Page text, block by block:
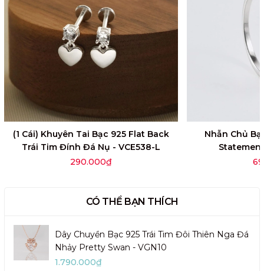
(1 Cái) Khuyên Tai Bạc 925 Flat Back
Trái Tim Đính Đá Nụ - VCE538-L
290.000₫
Nhẫn Chủ
CÓ THỂ BẠN THÍCH
Dây Chuyền Bạc 925 Trái Tim Đôi Thiên Nga Đá
Nhảy Pretty Swan - VGN10
1.790.000₫